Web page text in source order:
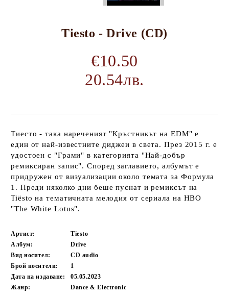
Tiesto - Drive (CD)
€10.50
20.54лв.
Тиесто - така нареченият "Кръстникът на EDM" е
един от най-известните диджеи в света. През 2015 г. е
удостоен с "Грами" в категорията "Най-добър
ремиксиран запис". Според заглавието, албумът е
придружен от визуализации около темата за Формула
1. Преди няколко дни беше пуснат и ремиксът на
Tiësto на тематичната мелодия от сериала на HBO
"The White Lotus".
Артист:
Tiesto
Албум:
Drive
Вид носител:
CD audio
Брой носители:
1
Дата на издаване:
05.05.2023
Жанр:
Dance & Electronic